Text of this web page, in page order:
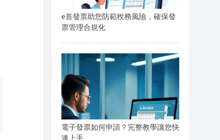
e首發票助您防範稅務風險，確保發
票管理合規化
電子發票如何申請？完整教學讓您快
速上手